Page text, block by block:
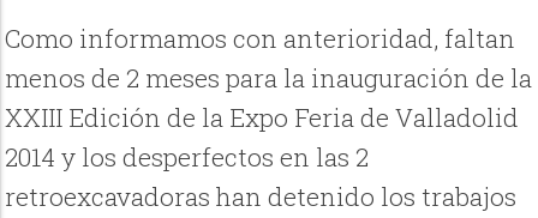
Como informamos con anterioridad, faltan
menos de 2 meses para la inauguración de la
XXIII Edición de la Expo Feria de Valladolid
2014 y los desperfectos en las 2
retroexcavadoras han detenido los trabajos